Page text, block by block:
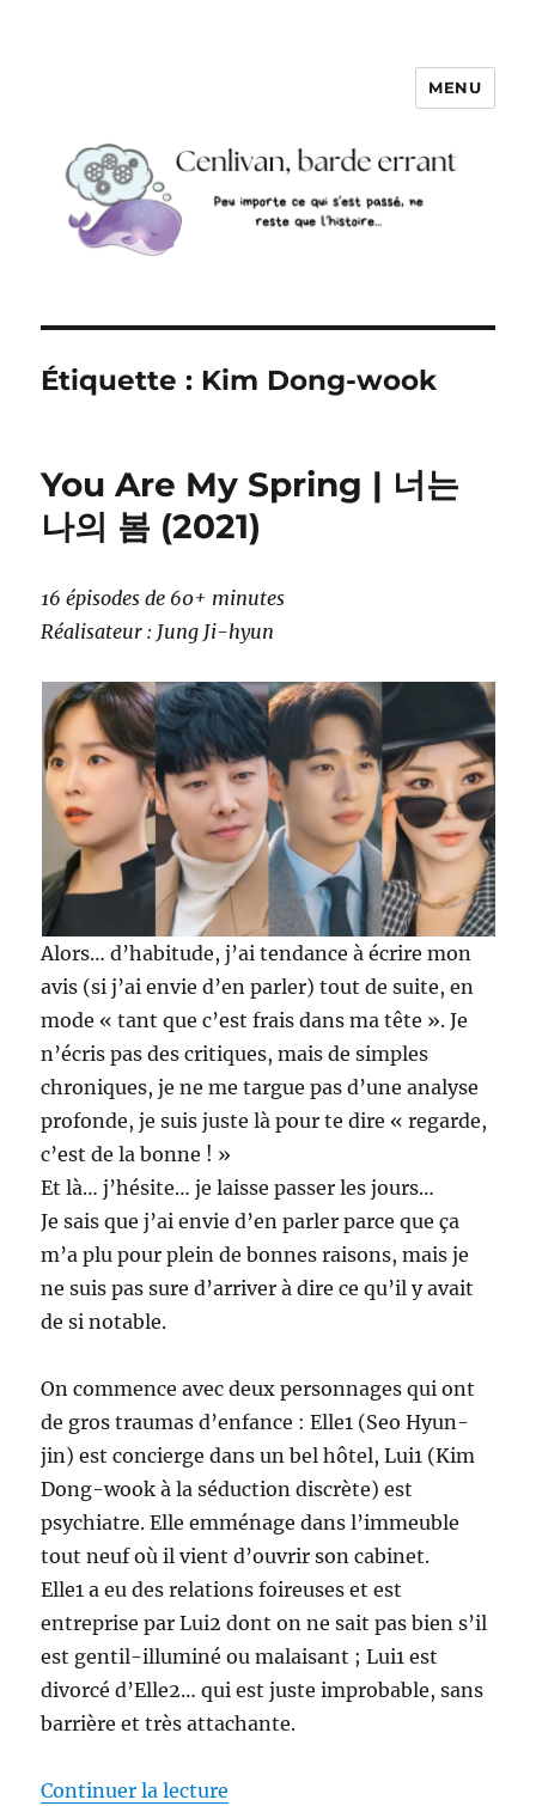
MENU
Étiquette : Kim Dong-wook
You Are My Spring | 너는
나의 봄 (2021)
16 épisodes de 60+ minutes
Réalisateur : Jung Ji-hyun
Alors… d’habitude, j’ai tendance à écrire mon
avis (si j’ai envie d’en parler) tout de suite, en
mode « tant que c’est frais dans ma tête ». Je
n’écris pas des critiques, mais de simples
chroniques, je ne me targue pas d’une analyse
profonde, je suis juste là pour te dire « regarde,
c’est de la bonne ! »
Et là… j’hésite… je laisse passer les jours…
Je sais que j’ai envie d’en parler parce que ça
m’a plu pour plein de bonnes raisons, mais je
ne suis pas sure d’arriver à dire ce qu’il y avait
de si notable.
On commence avec deux personnages qui ont
de gros traumas d’enfance : Elle1 (Seo Hyun-
jin) est concierge dans un bel hôtel, Lui1 (Kim
Dong-wook à la séduction discrète) est
psychiatre. Elle emménage dans l’immeuble
tout neuf où il vient d’ouvrir son cabinet.
Elle1 a eu des relations foireuses et est
entreprise par Lui2 dont on ne sait pas bien s’il
est gentil-illuminé ou malaisant ; Lui1 est
divorcé d’Elle2… qui est juste improbable, sans
barrière et très attachante.
Continuer la lecture